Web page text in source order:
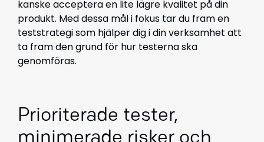
kanske acceptera en lite lägre kvalitet på din
produkt. Med dessa mål i fokus tar du fram en
teststrategi som hjälper dig i din verksamhet att
ta fram den grund för hur testerna ska
genomföras.
Prioriterade tester,